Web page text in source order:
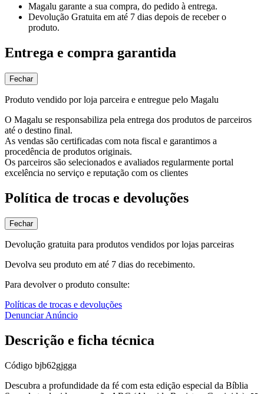
Magalu garante a sua compra, do pedido à entrega.
Devolução Gratuita em até 7 dias depois de receber o
produto.
Entrega e compra garantida
Fechar
Produto vendido por loja parceira e entregue pelo Magalu
O Magalu se responsabiliza pela entrega dos produtos de parceiros
até o destino final.
As vendas são certificadas com nota fiscal e garantimos a
procedência de produtos originais.
Os parceiros são selecionados e avaliados regularmente portal
excelência no serviço e reputação com os clientes
Política de trocas e devoluções
Fechar
Devolução gratuita para produtos vendidos por lojas parceiras
Devolva seu produto em até 7 dias do recebimento.
Para devolver o produto consulte:
Políticas de trocas e devoluções
Denunciar Anúncio
Descrição e ficha técnica
Código bjb62gjgga
Descubra a profundidade da fé com esta edição especial da Bíblia